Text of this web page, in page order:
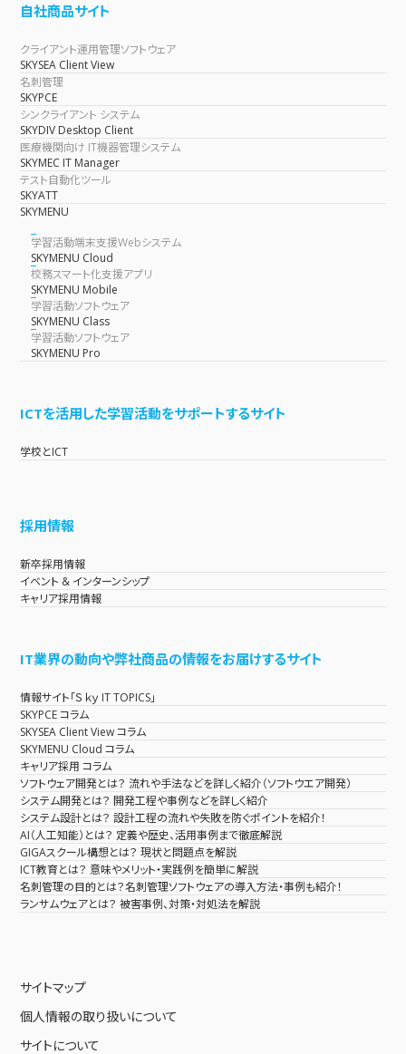
自社商品サイト
クライアント運用管理ソフトウェア
SKYSEA Client View
名刺管理
SKYPCE
シンクライアント システム
SKYDIV Desktop Client
医療機関向け IT機器管理システム
SKYMEC IT Manager
テスト自動化ツール
SKYATT
SKYMENU
学習活動端末支援Webシステム
SKYMENU Cloud
校務スマート化支援アプリ
SKYMENU Mobile
学習活動ソフトウェア
SKYMENU Class
学習活動ソフトウェア
SKYMENU Pro
ICTを活用した学習活動をサポートするサイト
学校とICT
採用情報
新卒採用情報
イベント & インターンシップ
キャリア採用情報
IT業界の動向や弊社商品の情報をお届けするサイト
情報サイト「Ｓｋｙ IT TOPICS」
SKYPCE コラム
SKYSEA Client View コラム
SKYMENU Cloud コラム
キャリア採用 コラム
ソフトウェア開発とは？ 流れや手法などを詳しく紹介（ソフトウエア開発）
システム開発とは？ 開発工程や事例などを詳しく紹介
システム設計とは？ 設計工程の流れや失敗を防ぐポイントを紹介！
AI（人工知能）とは？ 定義や歴史、活用事例まで徹底解説
GIGAスクール構想とは？ 現状と問題点を解説
ICT教育とは？ 意味やメリット・実践例を簡単に解説
名刺管理の目的とは？名刺管理ソフトウェアの導入方法・事例も紹介！
ランサムウェアとは？ 被害事例、対策・対処法を解説
サイトマップ
個人情報の取り扱いについて
サイトについて